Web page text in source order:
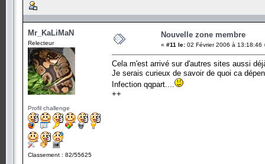
Mr_KaLiMaN
Relecteur
Profil challenge
Classement : 82/55625
Nouvelle zone membre
« #11 le: 02 Février 2006 à 13:18:46
Cela m'est arrivé sur d'autres sites aussi
Je serais curieux de savoir de quoi ca
Infection qqpart....
++